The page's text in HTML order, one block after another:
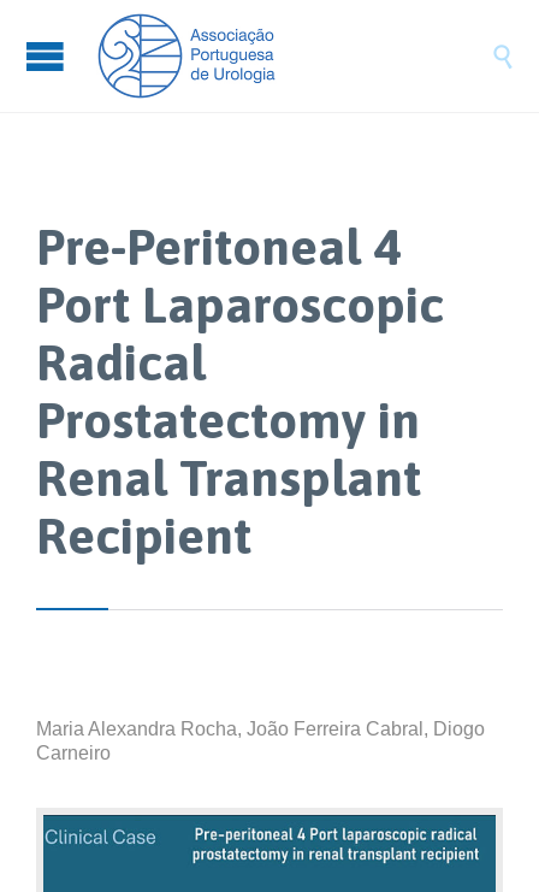

Pre-Peritoneal 4
Port Laparoscopic
Radical
Prostatectomy in
Renal Transplant
Recipient
Maria Alexandra Rocha, João Ferreira Cabral, Diogo
Carneiro